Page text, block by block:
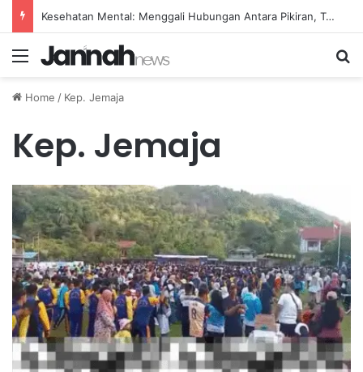
Kesehatan Mental: Menggali Hubungan Antara Pikiran, Tubuh, dan Emosi secara Mendalam
Menu
Home / Kep. Jemaja
Kep. Jemaja